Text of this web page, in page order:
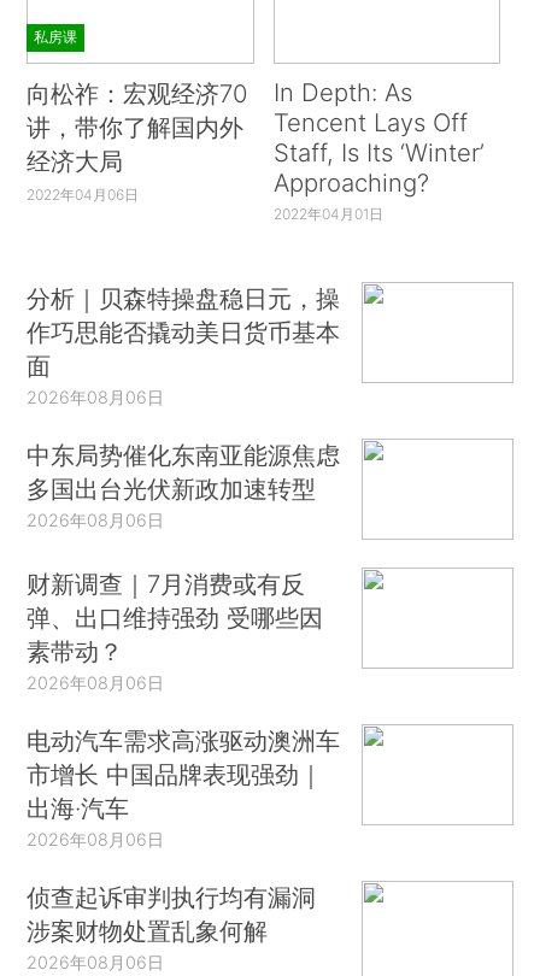
私房课
向松祚：宏观经济70
讲，带你了解国内外
经济大局
2022年04月06日
In Depth: As
Tencent Lays Off
Staff, Is Its ‘Winter’
Approaching?
2022年04月01日
分析｜贝森特操盘稳日元，操
作巧思能否撬动美日货币基本
面
2026年08月06日
中东局势催化东南亚能源焦虑
多国出台光伏新政加速转型
2026年08月06日
财新调查｜7月消费或有反
弹、出口维持强劲 受哪些因
素带动？
2026年08月06日
电动汽车需求高涨驱动澳洲车
市增长 中国品牌表现强劲｜
出海·汽车
2026年08月06日
侦查起诉审判执行均有漏洞
涉案财物处置乱象何解
2026年08月06日